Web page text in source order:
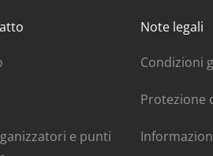
e punti
Note legali
Condizioni
Protezione